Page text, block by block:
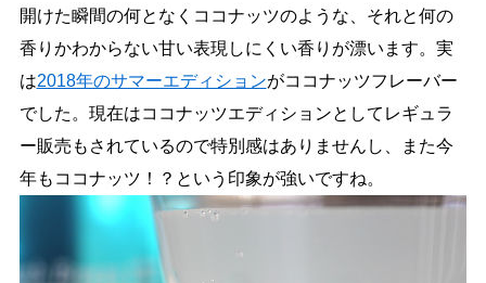
開けた瞬間の何となくココナッツのような、それと何の
香りかわからない甘い表現しにくい香りが漂います。実
は2018年のサマーエディションがココナッツフレーバー
でした。現在はココナッツエディションとしてレギュラ
ー販売もされているので特別感はありませんし、また今
年もココナッツ！？という印象が強いですね。